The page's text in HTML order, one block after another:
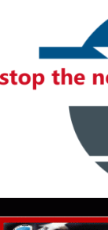
content